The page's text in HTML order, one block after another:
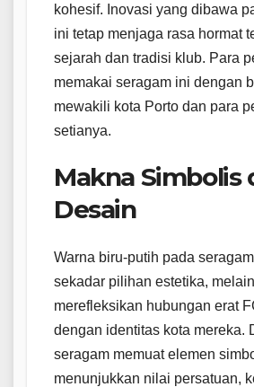
kohesif. Inovasi yang dibawa
ini tetap menjaga rasa hormat
sejarah dan tradisi klub. Para
memakai seragam ini dengan
mewakili kota Porto dan para
setianya.
Makna Simbolis
Desain
Warna biru-putih pada
sekadar pilihan estetika,
merefleksikan hubungan erat
dengan identitas kota mereka.
seragam memuat elemen
menunjukkan nilai persatuan,